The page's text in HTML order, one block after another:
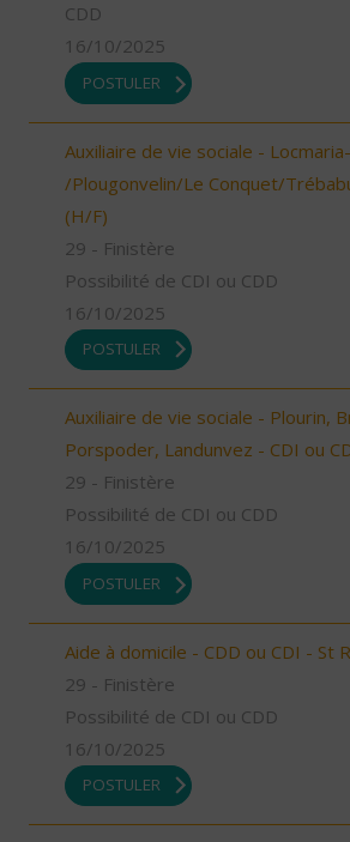
CDD
16/10/2025
POSTULER
Auxiliaire de vie sociale -
/Plougonvelin/Le Conquet/
(H/F)
29 - Finistère
Possibilité de CDI ou CDD
16/10/2025
POSTULER
Auxiliaire de vie sociale - Plourin,
Porspoder, Landunvez - CDI ou
29 - Finistère
Possibilité de CDI ou CDD
16/10/2025
POSTULER
Aide à domicile - CDD ou CDI - St
29 - Finistère
Possibilité de CDI ou CDD
16/10/2025
POSTULER